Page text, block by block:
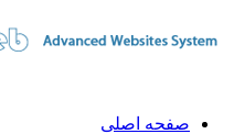
صفحه اصلی